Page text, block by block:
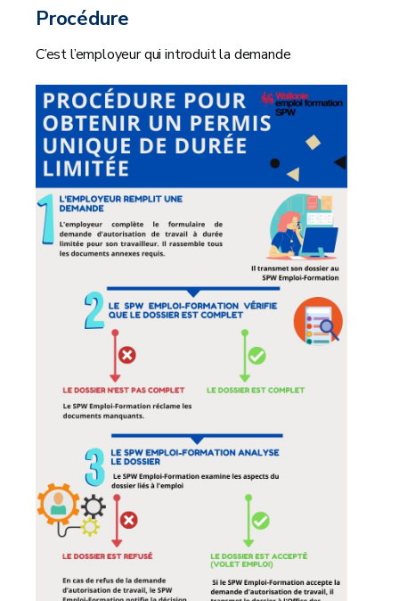
Procédure
C’est l’employeur qui introduit la demande